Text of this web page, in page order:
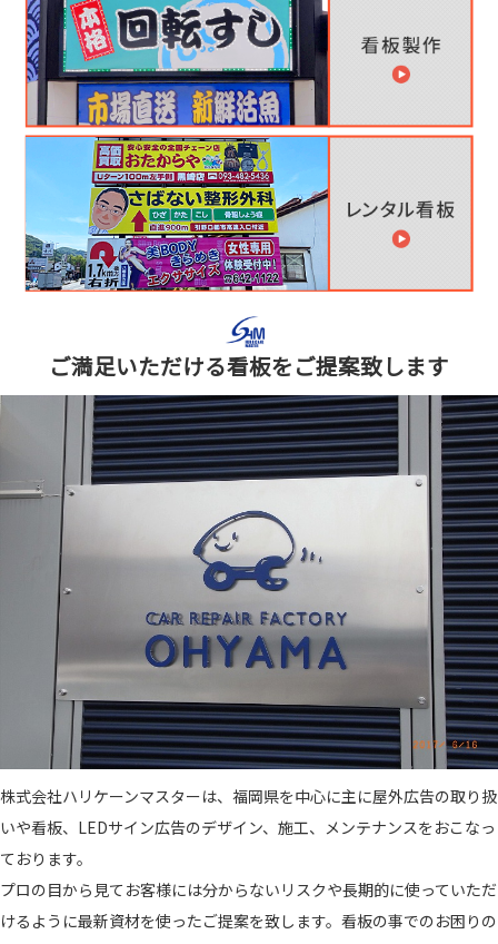
ご満足いただける看板をご提案致します
株式会社ハリケーンマスターは、福岡県を中心に主に屋外広告の取り扱
いや看板、LEDサイン広告のデザイン、施工、メンテナンスをおこなっ
ております。
プロの目から見てお客様には分からないリスクや長期的に使っていただ
けるように最新資材を使ったご提案を致します。看板の事でのお困りの